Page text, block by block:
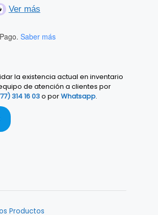
Ver más
Saber más
la existencia actual en inventario
de atención a clientes por
314 16 03o porWhatsapp.
Productos